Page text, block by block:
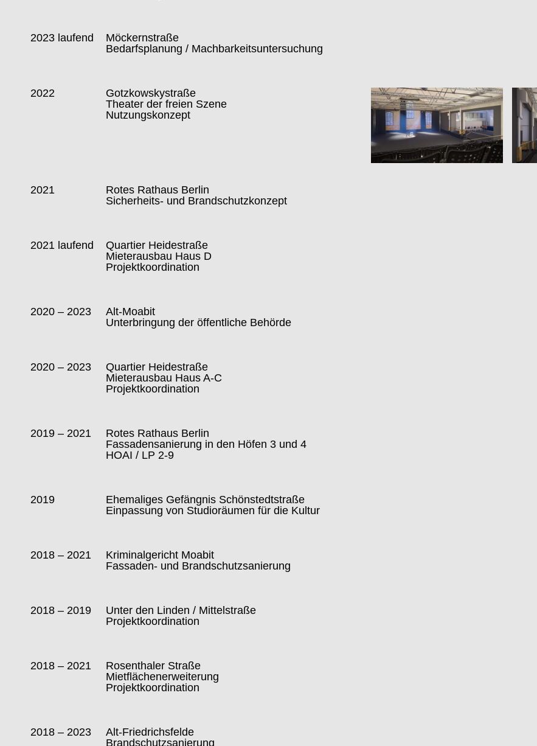
2023 laufend
Möckernstraße
Bedarfsplanung / Machbarkeitsuntersuchung
2022
Gotzkowskystraße
Theater der freien Szene
Nutzungskonzept
2021
Rotes Rathaus Berlin
Sicherheits- und Brandschutzkonzept
2021 laufend
Quartier Heidestraße
Mieterausbau Haus D
Projektkoordination
2020 – 2023
Alt-Moabit
Unterbringung der öffentliche Behörde
2020 – 2023
Quartier Heidestraße
Mieterausbau Haus A-C
Projektkoordination
2019 – 2021
Rotes Rathaus Berlin
Fassadensanierung in den Höfen 3 und 4
HOAI / LP 2-9
2019
Ehemaliges Gefängnis Schönstedtstraße
Einpassung von Studioräumen für die Kultur
2018 – 2021
Kriminalgericht Moabit
Fassaden- und Brandschutzsanierung
2018 – 2019
Unter den Linden / Mittelstraße
Projektkoordination
2018 – 2021
Rosenthaler Straße
Mietflächenerweiterung
Projektkoordination
2018 – 2023
Alt-Friedrichsfelde
Brandschutzsanierung